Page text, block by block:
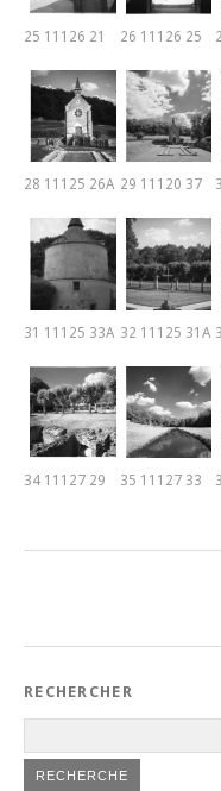
25 11126 21 26 11126 25
28 11125 26A 29 11120 37
31 11125 33A 32 11125 31A
34 11127 29 35 11127 33
RECHERCHER